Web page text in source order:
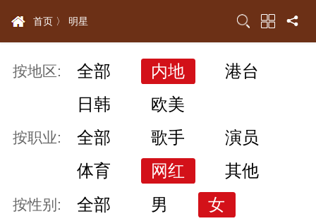
首页 〉 明星
按地区: 全部 内地
港台
日韩
欧美
按职业: 全部 歌手
演员
体育
网红 其他
按性别: 全部 男 女